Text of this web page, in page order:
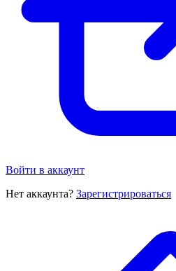
Войти в аккаунт
Нет аккаунта? Зарегистрироваться